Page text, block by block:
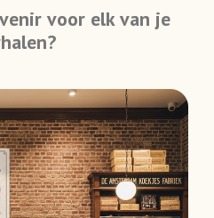
voor elk van je